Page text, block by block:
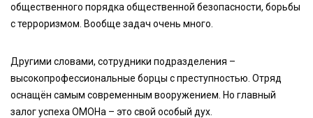
общественного порядка общественной безопасности, борьбы
с терроризмом. Вообще задач очень много.
Другими словами, сотрудники подразделения –
высокопрофессиональные борцы с преступностью. Отряд
оснащён самым современным вооружением. Но главный
залог успеха ОМОНа – это свой особый дух.